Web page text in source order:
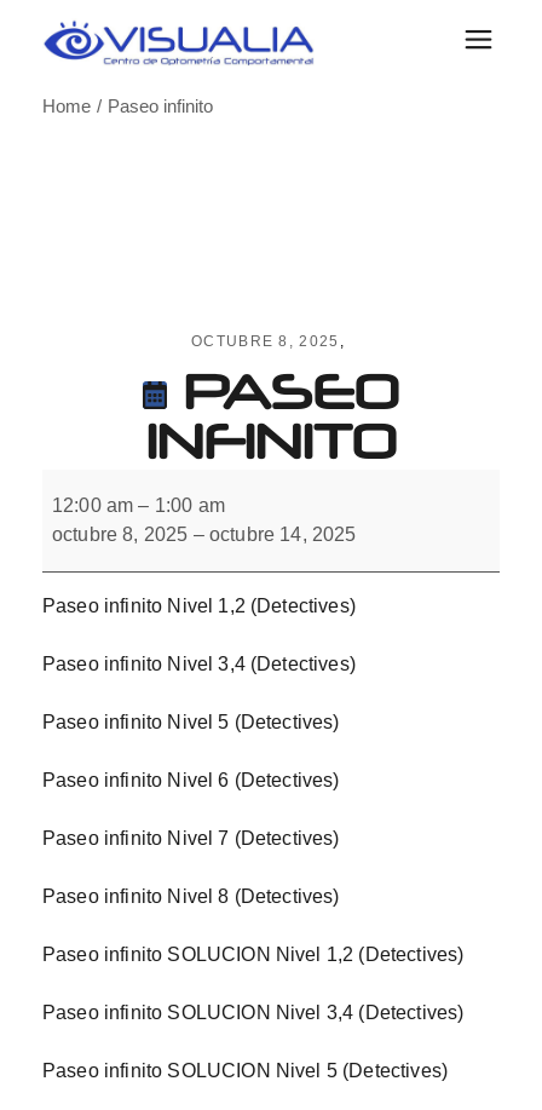
Home
Paseo infinito
OCTUBRE 8, 2025
PASEO
INFINITO
infinito
12:00 am – 1:00 am
octubre 8, 2025 – octubre 14, 2025
Paseo infinito Nivel 1,2 (Detectives)
Paseo infinito Nivel 3,4 (Detectives)
Paseo infinito Nivel 5 (Detectives)
Paseo infinito Nivel 6 (Detectives)
Paseo infinito Nivel 7 (Detectives)
Paseo infinito Nivel 8 (Detectives)
Paseo infinito SOLUCION Nivel 1,2 (Detectives)
Paseo infinito SOLUCION Nivel 3,4 (Detectives)
Paseo infinito SOLUCION Nivel 5 (Detectives)